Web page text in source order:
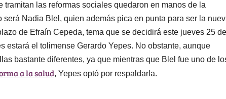
tramitan las reformas sociales quedaron en manos de la
Nadia Blel, quien además pica en punta para ser la
de Efraín Cepeda, tema que se decidirá este jueves 25 de
estará el tolimense Gerardo Yepes. No obstante, aunque
bastante diferentes, ya que mientras que Blel fue uno de
a la salud, Yepes optó por respaldarla.